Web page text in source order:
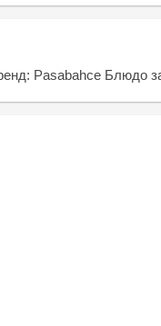
Pasabahce Блюдо